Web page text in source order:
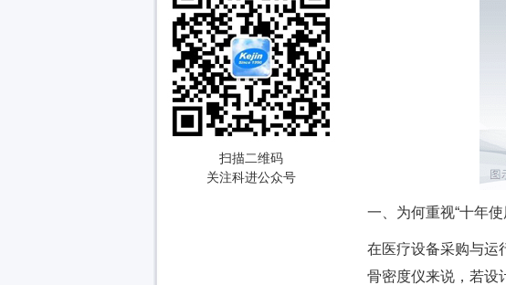
扫描二维码
关注科进公众号
一、为何重视“十年使
在医疗设备采购与运
骨密度仪来说，若设